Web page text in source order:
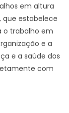
em altura
que estabelece
o trabalho em
e a
e a saúde dos
com